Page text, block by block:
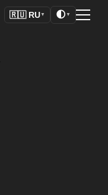
🇷🇺 RU ▼ 🌓 ▼